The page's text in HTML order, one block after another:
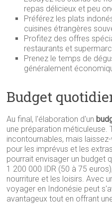
repas délicieux et peu
Préférez les plats
cuisines étrangères
Profitez des offres
restaurants et
Prenez le temps de
généralement
Budget
Au final, l'élaboration d'un
une préparation
incontournables, mais
pour les imprévus et les
pourrait envisager un budget
1 200 000 IDR (50 à 75
nourriture et les loisirs. Avec
voyager en Indonésie peut
avantageux tout en offrant